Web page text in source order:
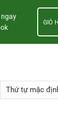
ngay
GIỎ